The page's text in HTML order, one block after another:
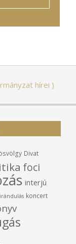
hírei
Divat
foci
interjú
koncert